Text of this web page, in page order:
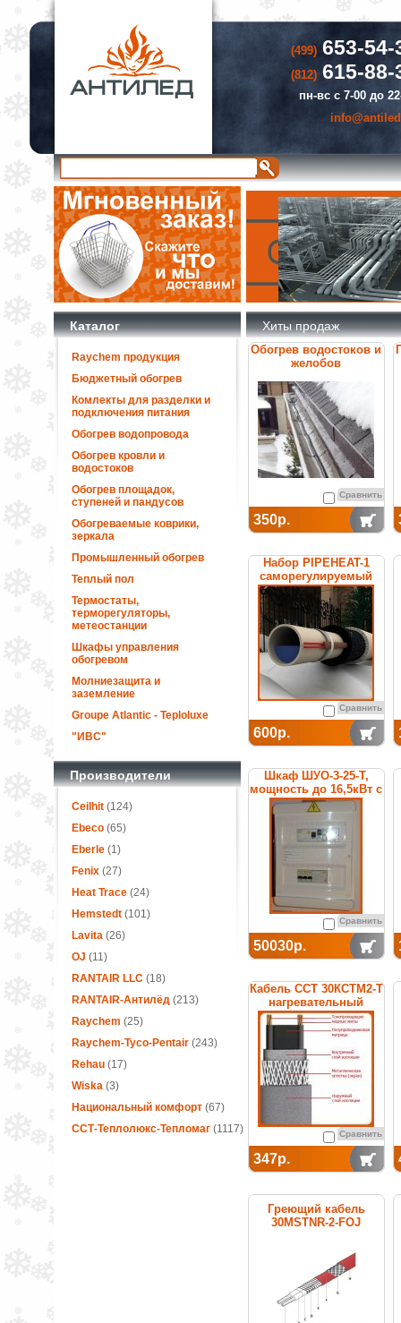
(499)653-54-
(812)615-88-
пн-вс с 7-00 до
Каталог
Raychem продукция
Бюджетный обогрев
Комлекты для разделки и
подключения питания
Обогрев водопровода
Обогрев кровли и
водостоков
Обогрев площадок,
ступеней и пандусов
Обогреваемые коврики,
зеркала
Промышленный обогрев
Теплый пол
Термостаты,
терморегуляторы,
метеостанции
Шкафы управления
обогревом
Молниезащита и
заземление
Groupe Atlantic - Teploluxe
"ИВС"
Производители
Ceilhit(124)
Ebeco(65)
Eberle(1)
Fenix(27)
Heat Trace(24)
Hemstedt(101)
Lavita(26)
OJ (11)
RANTAIR LLC(18)
RANTAIR-Антилёд(213)
Raychem (25)
Raychem-Tyco-Pentair (243)
Rehau(17)
Wiska(3)
Национальный комфорт(67)
ССТ-Теплолюкс-Тепломаг(1117)
Хиты продаж
Обогрев водостоков и
желобов
Сравнить
350р.
Набор PIPEHEAT-1
саморегулируемый
для обогрева
пластиковых труб
Сравнить
600р.
Шкаф ШУО-3-25-T,
мощность до 16,5кВт с
термостатом
Сравнить
50030р.
Кабель ССТ 30КСТМ2-Т
нагревательный
саморегулирующийся
Сравнить
347р.
Греющий кабель
30MSTNR-2-FOJ